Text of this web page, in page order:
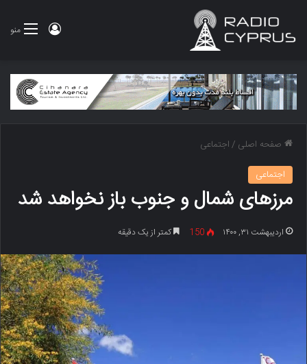
منو ورود
صفحه اصلی /اجتماعی
اجتماعی
مرزهای شمال و جنوب باز نخواهد شد
اردیبهشت ۳۱, ۱۴۰۰ 150 کمتر از یک دقیقه